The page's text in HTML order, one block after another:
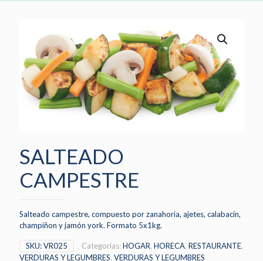
SALTEADO
CAMPESTRE
Salteado campestre, compuesto por zanahoria, ajetes, calabacín,
champiñon y jamón york. Formato 5x1kg.
SKU:VR025 Categorías:HOGAR, HORECA, RESTAURANTE,
VERDURAS Y LEGUMBRES, VERDURAS Y LEGUMBRES